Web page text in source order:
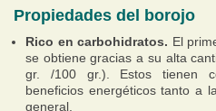
Propiedades del borojo
Rico en carbohidratos. El
se obtiene gracias a su alta
gr. /100 gr.). Estos tienen
beneficios energéticos tanto a
general.